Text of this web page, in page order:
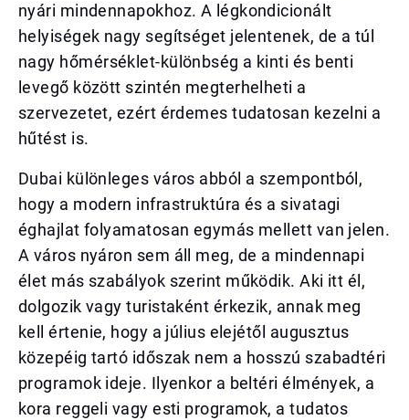
nyári mindennapokhoz. A légkondicionált
helyiségek nagy segítséget jelentenek, de a túl
nagy hőmérséklet-különbség a kinti és benti
levegő között szintén megterhelheti a
szervezetet, ezért érdemes tudatosan kezelni a
hűtést is.
Dubai különleges város abból a szempontból,
hogy a modern infrastruktúra és a sivatagi
éghajlat folyamatosan egymás mellett van jelen.
A város nyáron sem áll meg, de a mindennapi
élet más szabályok szerint működik. Aki itt él,
dolgozik vagy turistaként érkezik, annak meg
kell értenie, hogy a július elejétől augusztus
közepéig tartó időszak nem a hosszú szabadtéri
programok ideje. Ilyenkor a beltéri élmények, a
kora reggeli vagy esti programok, a tudatos